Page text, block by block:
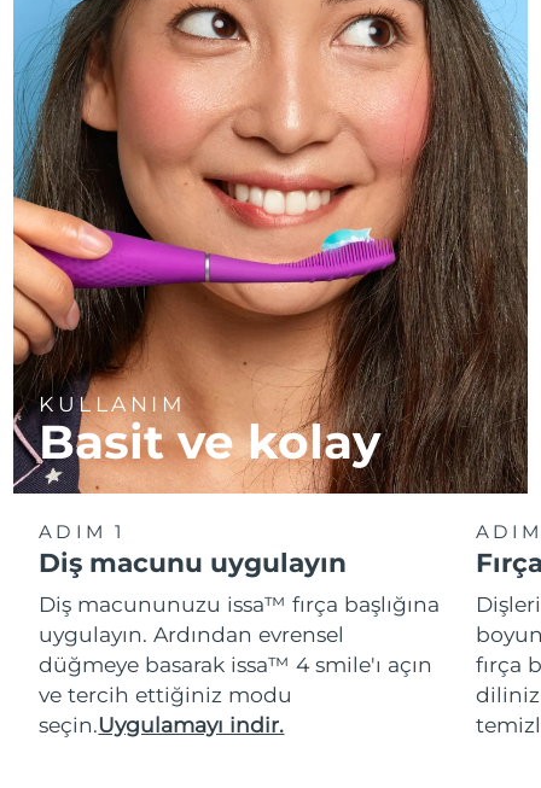
KULLANIM
Basit ve kolay
ADIM 1
Diş macunu uygulayın
Diş macununuzu issa™ fırça başlığına
uygulayın. Ardından evrensel
düğmeye basarak issa™ 4 smile'ı açın
ve tercih ettiğiniz modu
seçin.Uygulamayı indir.
fırça